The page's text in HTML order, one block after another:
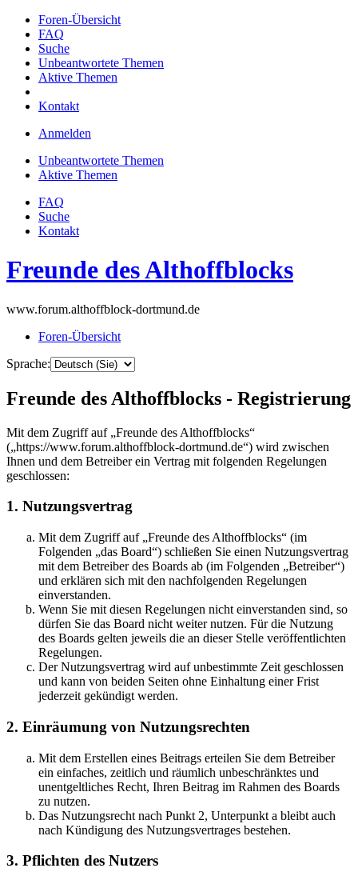
Foren-Übersicht
FAQ
Suche
Unbeantwortete Themen
Aktive Themen
Kontakt
Anmelden
Unbeantwortete Themen
Aktive Themen
FAQ
Suche
Kontakt
Freunde des Althoffblocks
www.forum.althoffblock-dortmund.de
Foren-Übersicht
Sprache:
Freunde des Althoffblocks - Registrierung
Mit dem Zugriff auf „Freunde des Althoffblocks“
(„https://www.forum.althoffblock-dortmund.de“) wird zwischen
Ihnen und dem Betreiber ein Vertrag mit folgenden Regelungen
geschlossen:
1. Nutzungsvertrag
Mit dem Zugriff auf „Freunde des Althoffblocks“ (im
Folgenden „das Board“) schließen Sie einen Nutzungsvertrag
mit dem Betreiber des Boards ab (im Folgenden „Betreiber“)
und erklären sich mit den nachfolgenden Regelungen
einverstanden.
Wenn Sie mit diesen Regelungen nicht einverstanden sind, so
dürfen Sie das Board nicht weiter nutzen. Für die Nutzung
des Boards gelten jeweils die an dieser Stelle veröffentlichten
Regelungen.
Der Nutzungsvertrag wird auf unbestimmte Zeit geschlossen
und kann von beiden Seiten ohne Einhaltung einer Frist
jederzeit gekündigt werden.
2. Einräumung von Nutzungsrechten
Mit dem Erstellen eines Beitrags erteilen Sie dem Betreiber
ein einfaches, zeitlich und räumlich unbeschränktes und
unentgeltliches Recht, Ihren Beitrag im Rahmen des Boards
zu nutzen.
Das Nutzungsrecht nach Punkt 2, Unterpunkt a bleibt auch
nach Kündigung des Nutzungsvertrages bestehen.
3. Pflichten des Nutzers